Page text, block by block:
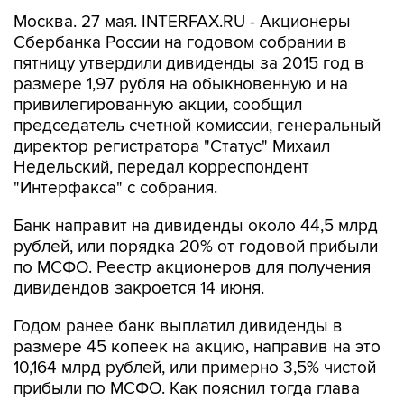
Москва. 27 мая. INTERFAX.RU - Акционеры
Сбербанка России на годовом собрании в
пятницу утвердили дивиденды за 2015 год в
размере 1,97 рубля на обыкновенную и на
привилегированную акции, сообщил
председатель счетной комиссии, генеральный
директор регистратора "Статус" Михаил
Недельский, передал корреспондент
"Интерфакса" с собрания.
Банк направит на дивиденды около 44,5 млрд
рублей, или порядка 20% от годовой прибыли
по МСФО. Реестр акционеров для получения
дивидендов закроется 14 июня.
Годом ранее банк выплатил дивиденды в
размере 45 копеек на акцию, направив на это
10,164 млрд рублей, или примерно 3,5% чистой
прибыли по МСФО. Как пояснил тогда глава